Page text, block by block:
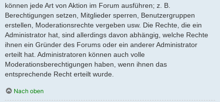
können jede Art von Aktion im Forum ausführen; z. B.
Berechtigungen setzen, Mitglieder sperren, Benutzergruppen
erstellen, Moderationsrechte vergeben usw. Die Rechte, die ein
Administrator hat, sind allerdings davon abhängig, welche Rechte
ihnen ein Gründer des Forums oder ein anderer Administrator
erteilt hat. Administratoren können auch volle
Moderationsberechtigungen haben, wenn ihnen das
entsprechende Recht erteilt wurde.
Nach oben